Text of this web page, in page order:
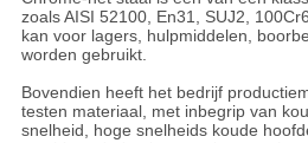
zoals AISI 52100, En31, SUJ2,
kan voor lagers, hulpmiddelen,
worden gebruikt.
Bovendien heeft het bedrijf
testen materiaal, met inbegrip van
snelheid, hoge snelheids koude